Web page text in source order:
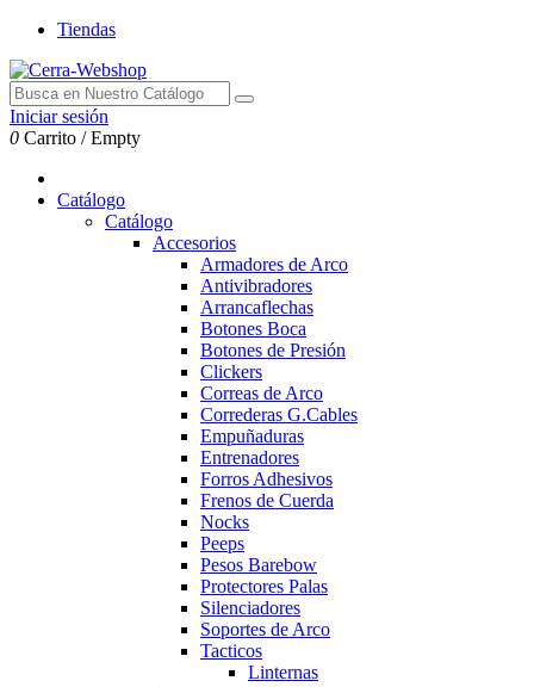
Tiendas
Iniciar sesión
0 Carrito /Empty
Catálogo
Catálogo
Accesorios
Armadores de Arco
Antivibradores
Arrancaflechas
Botones Boca
Botones de Presión
Clickers
Correas de Arco
Correderas G.Cables
Empuñaduras
Entrenadores
Forros Adhesivos
Frenos de Cuerda
Nocks
Peeps
Pesos Barebow
Protectores Palas
Silenciadores
Soportes de Arco
Tacticos
Linternas